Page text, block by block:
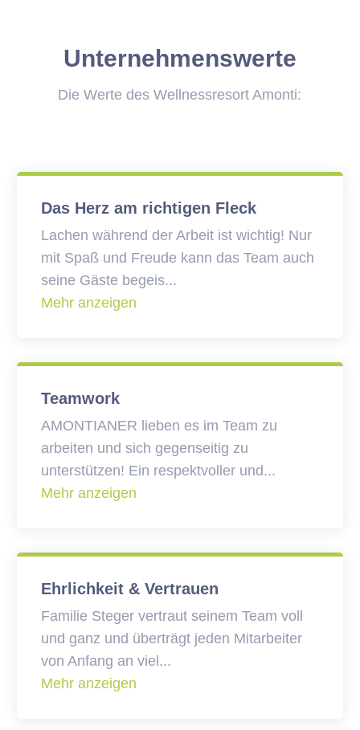
Unternehmenswerte
Die Werte des Wellnessresort Amonti:
Das Herz am richtigen Fleck
Lachen während der Arbeit ist wichtig! Nur
mit Spaß und Freude kann das Team auch
seine Gäste begeis...
Mehr anzeigen
Teamwork
AMONTIANER lieben es im Team zu
arbeiten und sich gegenseitig zu
unterstützen! Ein respektvoller und...
Mehr anzeigen
Ehrlichkeit & Vertrauen
Familie Steger vertraut seinem Team voll
und ganz und überträgt jeden Mitarbeiter
von Anfang an viel ...
Mehr anzeigen